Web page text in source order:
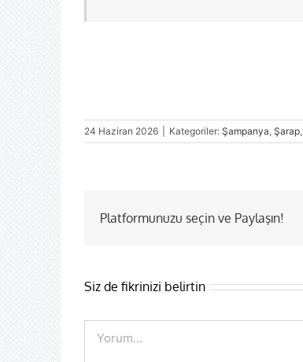
24 Haziran 2026 Kategoriler: Şampanya, Şarap,
Platformunuzu seçin ve Paylaşın!
Siz de fikrinizi belirtin